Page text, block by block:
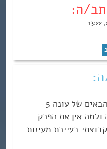
מתי יצא הפרקים הבאים של עונה 5
ולמה אין את הפרק
בעיירת מעינות